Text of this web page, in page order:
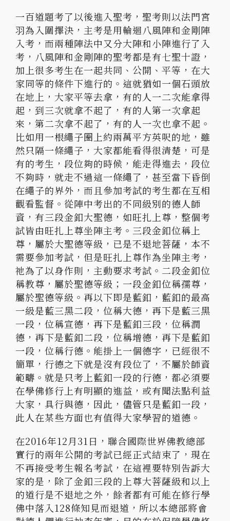
一百道題考了以後進入聖考，聖考則以法門宮
羽為入圍擇決，主考是用輪迴八風陣和金剛陣
入考，而兩種陣法中又分大陣和小陣進行了入
考，八風陣和金剛陣的聖考都是有七聖十證，
加上很多考生在一起共同、公開、平等，在大
家同等的條件下進行的。這就猶如一個石頭放
在地上，大家平等去拿，有的人一二次能拿得
起，到三次就拿不起了，有的人第一次拿起
來，第二次拿不起了，有的人一次也拿不起。
比如用一根繩子圈上約兩萬平方英呎的地，雖
然只隔一條繩子，大家都能看得很清楚，可是
有的考生，段位夠的時候，能走得進去，段位
不夠時，就走不過這一條繩了，甚至當下昏倒
在繩子的界外，而且參加考試的考生都在互相
觀看監督。從陣中考出的不同級別的德人師
資，有三段金釦大聖德，如旺扎上尊，整個考
試皆由旺扎上尊坐陣主考。三段金釦位稱上
尊，屬於大聖德等級，已是不退地菩薩，本不
需要參加考試，但是旺扎上尊作為坐陣主考，
祂為了以身作則，主動要求考試。二段金釦位
稱教尊，屬於聖德等級；一段金釦位稱孺尊，
屬於聖德等級。再以下即是藍釦，藍釦的最高
一級是藍三黑二段，位稱大德，再下是藍三黑
一段，位稱宣德，再下是藍釦三段，位稱潤
德，再下是藍釦二段，位稱增德，再下是藍釦
一段，位稱行德。能掛上一個德字，已經很不
簡單，行德之下就是沒有段位了，不屬於師資
範疇。就是只考上藍釦一段的行德，都必須要
在學佛修行上有明顯的進益，或有聞法點利益
大家，具行與德，因此，儘管只是藍釦一段，
此人在某些方面也有值得大家學習的道德。
在2016年12月31日，聯合國際世界佛教總部
實行的兩年公開的考試已經正式結束了，現在
不再接受考生報名考試，在這裡要特別告訴大
家的是，除了金釦三段的上尊大菩薩級和以上
的道行是不退地之外，餘者都有可能在修行學
佛中落入128條知見而退道，所以本總部將會